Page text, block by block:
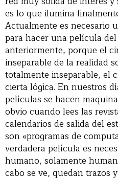
es lo que ilumina
Actualmente es necesario
para hacer una película
anteriormente, porque el
inseparable de la realidad
totalmente inseparable, el
cierta lógica. En nuestros
películas se hacen
obvio cuando lees las
calendarios de salida del
son «programas de
verdadera película es
humano, solamente
cabo se ve, quedan trazos